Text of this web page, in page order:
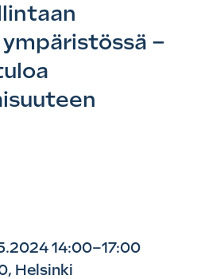
–
14:00–17:00
Helsinki